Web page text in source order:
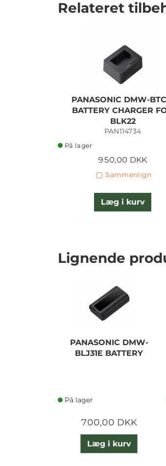
Relateret
PANASONIC DMW-
BATTERY CHARGER
BLK22
PAN114734
På lager
950,00 DKK
Sammenlign
Læg i kurv
Lignende
PANASONIC DMW-
BLJ31E BATTERY
På lager
700,00 DKK
Læg i kurv